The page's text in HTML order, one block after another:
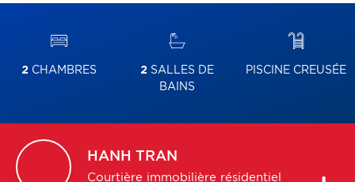
2 CHAMBRES 2 SALLES DE
BAINS
PISCINE CREUSÉE
HANH TRAN
Courtière immobilière résidentiel